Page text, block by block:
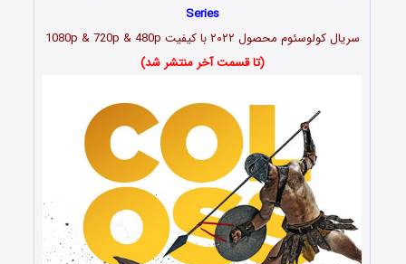
Series
سریال کولوسئوم محصول ۲۰۲۲ با کیفیت 1080p & 720p & 480p
(تا قسمت آخر منتشر شد)